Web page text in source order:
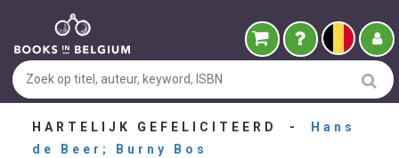
HARTELIJK GEFELICITEERD -
Hans
de Beer; Burny Bos